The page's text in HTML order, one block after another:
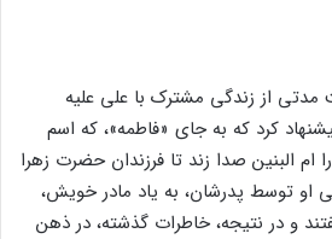
مدتی از زندگی مشترک با علی علیه
کرد که به جای «فاطمه»، که اسم
ام البنین صدا زند تا فرزندان حضرت زهرا
او توسط پدرشان، به یاد مادر خویش،
و در نتیجه، خاطرات گذشته، در ذهن